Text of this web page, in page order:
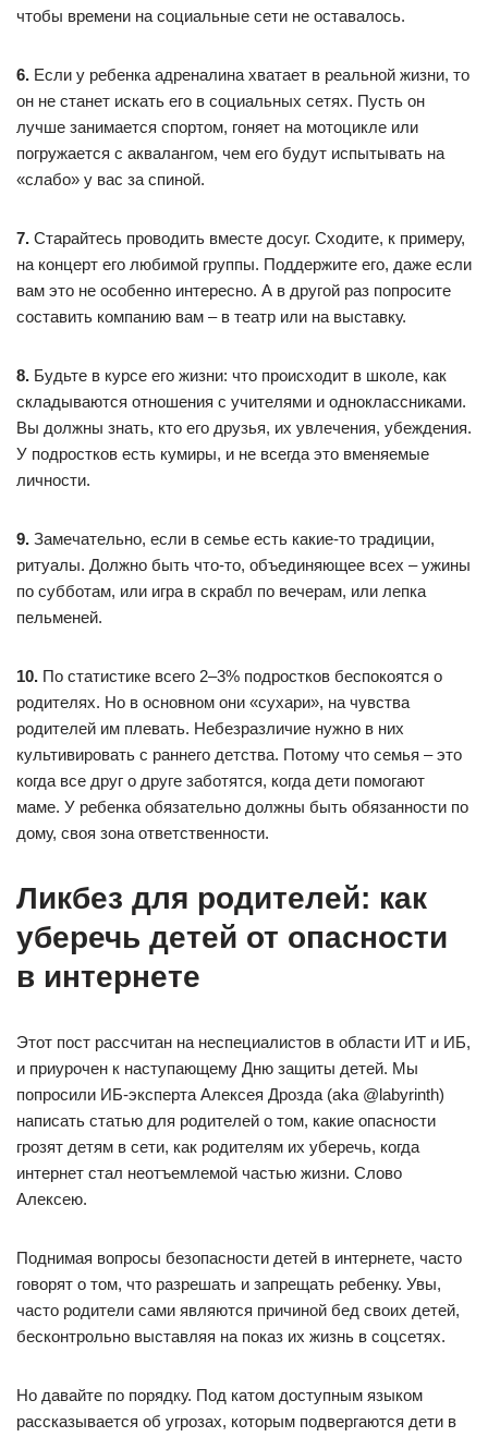
чтобы времени на социальные сети не оставалось.
6. Если у ребенка адреналина хватает в реальной жизни, то
он не станет искать его в социальных сетях. Пусть он
лучше занимается спортом, гоняет на мотоцикле или
погружается с аквалангом, чем его будут испытывать на
«слабо» у вас за спиной.
7. Старайтесь проводить вместе досуг. Сходите, к примеру,
на концерт его любимой группы. Поддержите его, даже если
вам это не особенно интересно. А в другой раз попросите
составить компанию вам – в театр или на выставку.
8. Будьте в курсе его жизни: что происходит в школе, как
складываются отношения с учителями и одноклассниками.
Вы должны знать, кто его друзья, их увлечения, убеждения.
У подростков есть кумиры, и не всегда это вменяемые
личности.
9. Замечательно, если в семье есть какие-то традиции,
ритуалы. Должно быть что-то, объединяющее всех – ужины
по субботам, или игра в скрабл по вечерам, или лепка
пельменей.
10. По статистике всего 2–3% подростков беспокоятся о
родителях. Но в основном они «сухари», на чувства
родителей им плевать. Небезразличие нужно в них
культивировать с раннего детства. Потому что семья – это
когда все друг о друге заботятся, когда дети помогают
маме. У ребенка обязательно должны быть обязанности по
дому, своя зона ответственности.
Ликбез для родителей: как
уберечь детей от опасности
в интернете
Этот пост рассчитан на неспециалистов в области ИТ и ИБ,
и приурочен к наступающему Дню защиты детей. Мы
попросили ИБ-эксперта Алексея Дрозда (aka @labyrinth)
написать статью для родителей о том, какие опасности
грозят детям в сети, как родителям их уберечь, когда
интернет стал неотъемлемой частью жизни. Слово
Алексею.
Поднимая вопросы безопасности детей в интернете, часто
говорят о том, что разрешать и запрещать ребенку. Увы,
часто родители сами являются причиной бед своих детей,
бесконтрольно выставляя на показ их жизнь в соцсетях.
Но давайте по порядку. Под катом доступным языком
рассказывается об угрозах, которым подвергаются дети в